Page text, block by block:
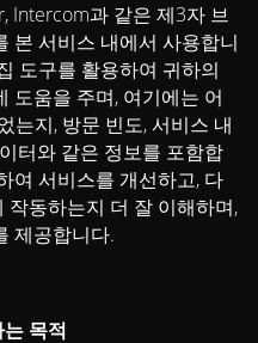
Intercom과 같은 제3자 브
본 서비스 내에서 사용합니
도구를 활용하여 귀하의
도움을 주며, 여기에는 어
는지, 방문 빈도, 서비스 내
터와 같은 정보를 포함합
여 서비스를 개선하고, 다
동하는지 더 잘 이해하며,
제공합니다.
목적